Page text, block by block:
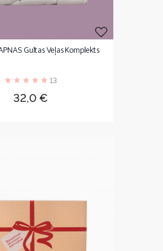
Gultas Veļas Komplekts
13
Cena
32,0 €